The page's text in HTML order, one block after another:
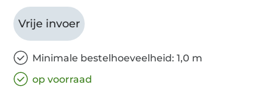
Vrije invoer
Minimale bestelhoeveelheid: 1,0 m
op voorraad